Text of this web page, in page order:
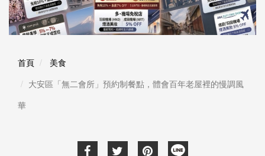
首頁
美食
大安區「無二會所」預約制餐點，體會百年老屋裡的慢調風
華